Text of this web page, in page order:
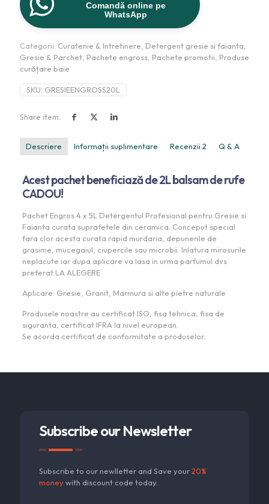
Comandă online pe
WhatsApp
Categorii: Curatenie & Intretinere Detergent gresie si faianta
Gresie & Parchet Pachete engross Pachete promotii Produse
curățare baie
SKU: GRESIEENGROSS20L
Share item:
Descriere Informații suplimentare Recenzii 2 Q & A
Acest pachet beneficiază de 2L balsam de rufe
CADOU!
Pachet Engros 4 x 5L Detergentul Profesional pentru Gresie si
Faianta curata suprafetele din ceramica. Conceput special
fara clor acesta curata rapid murdaria, depunerile de
grasime, mucegaiul, ciupercile sau microbii. Inlatura mirosurile
neplacute iar dupa aplicare va lasa in urma parfumul dvs
preferat LA ALEGERE
Aplicare: Gresie, Granit, Marmura si alte pietre naturale
Produsele noastre au certificat ISO, fisa tehnica, fisa de
siguranta, certificat IFRA la nivel european.
Se acorda certificat de conformitate a produselor.
Subscribe our Newsletter
Subscribe to our newlletter and Save your20%
moneywith discount code today.